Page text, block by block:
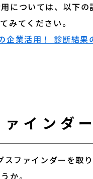
については、以下
業活用！ 診断結果
インダ
ファインダーを取
か。